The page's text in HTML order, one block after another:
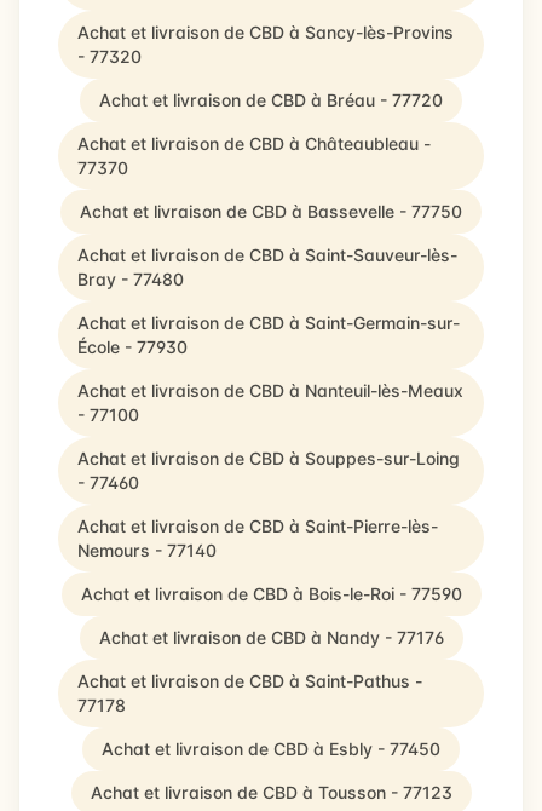
Achat et livraison de CBD à Sancy-lès-Provins
- 77320
Achat et livraison de CBD à Bréau - 77720
Achat et livraison de CBD à Châteaubleau -
77370
Achat et livraison de CBD à Bassevelle - 77750
Achat et livraison de CBD à Saint-Sauveur-lès-
Bray - 77480
Achat et livraison de CBD à Saint-Germain-sur-
École - 77930
Achat et livraison de CBD à Nanteuil-lès-Meaux
- 77100
Achat et livraison de CBD à Souppes-sur-Loing
- 77460
Achat et livraison de CBD à Saint-Pierre-lès-
Nemours - 77140
Achat et livraison de CBD à Bois-le-Roi - 77590
Achat et livraison de CBD à Nandy - 77176
Achat et livraison de CBD à Saint-Pathus -
77178
Achat et livraison de CBD à Esbly - 77450
Achat et livraison de CBD à Tousson - 77123